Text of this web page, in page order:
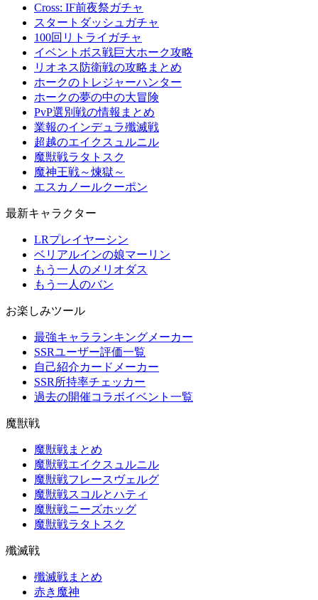
Cross: IF前夜祭ガチャ
スタートダッシュガチャ
100回リトライガチャ
イベントボス戦巨大ホーク攻略
リオネス防衛戦の攻略まとめ
ホークのトレジャーハンター
ホークの夢の中の大冒険
PvP選別戦の情報まとめ
業報のインデュラ殲滅戦
超越のエイクスュルニル
魔獣戦ラタトスク
魔神王戦～煉獄～
エスカノールクーポン
最新キャラクター
LRプレイヤーシン
ベリアルインの娘マーリン
もう一人のメリオダス
もう一人のバン
お楽しみツール
最強キャラランキングメーカー
SSRユーザー評価一覧
自己紹介カードメーカー
SSR所持率チェッカー
過去の開催コラボイベント一覧
魔獣戦
魔獣戦まとめ
魔獣戦エイクスュルニル
魔獣戦フレースヴェルグ
魔獣戦スコルとハティ
魔獣戦ニーズホッグ
魔獣戦ラタトスク
殲滅戦
殲滅戦まとめ
赤き魔神